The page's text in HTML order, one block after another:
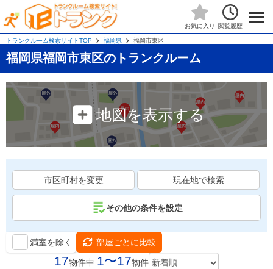
お気に入り 閲覧履歴
トランクルーム検索サイトTOP 福岡県 福岡市東区
福岡県福岡市東区のトランクルーム
地図を表示する
市区町村を変更 現在地で検索
その他の条件を設定
満室を除く 部屋ごとに比較
17物件中 1〜17物件